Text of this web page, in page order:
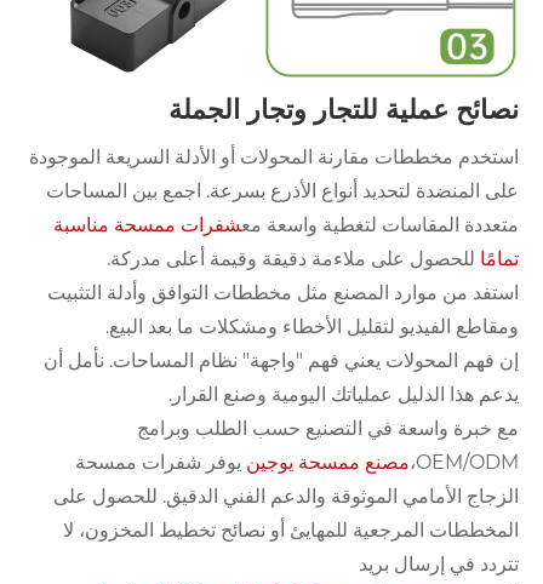
نصائح عملية للتجار وتجار الجملة
استخدم مخططات مقارنة المحولات أو الأدلة السريعة الموجودة
على المنضدة لتحديد أنواع الأذرع بسرعة. اجمع بين المساحات
متعددة المقاسات لتغطية واسعة معشفرات ممسحة مناسبة
تمامًا للحصول على ملاءمة دقيقة وقيمة أعلى مدركة.
استفد من موارد المصنع مثل مخططات التوافق وأدلة التثبيت
ومقاطع الفيديو لتقليل الأخطاء ومشكلات ما بعد البيع.
إن فهم المحولات يعني فهم "واجهة" نظام المساحات. نأمل أن
يدعم هذا الدليل عملياتك اليومية وصنع القرار.
مع خبرة واسعة في التصنيع حسب الطلب وبرامج
OEM/ODM، مصنع ممسحة يوجين يوفر شفرات ممسحة
الزجاج الأمامي الموثوقة والدعم الفني الدقيق. للحصول على
المخططات المرجعية للمهايئ أو نصائح تخطيط المخزون، لا
تتردد في إرسال بريد